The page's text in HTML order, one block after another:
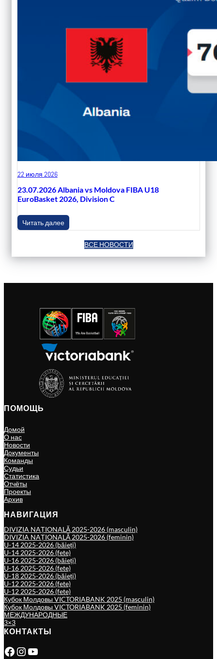
22 июля 2026
23.07.2026 Albania vs Moldova FIBA U18
EuroBasket 2026, Division C
Читать далее
ВСЕ НОВОСТИ
ПОМОЩЬ
Домой
О нас
Новости
Документы
Команды
Судьи
Статистика
Отчёты
Проекты
Архив
НАВИГАЦИЯ
DIVIZIA NAȚIONALĂ 2025-2026 (masculin)
DIVIZIA NAȚIONALĂ 2025-2026 (feminin)
U-14 2025-2026 (băieți)
U-14 2025-2026 (fete)
U-16 2025-2026 (băieți)
U-16 2025-2026 (fete)
U-18 2025-2026 (băieți)
U-12 2025-2026 (fete)
U-12 2025-2026 (fete)
Кубок Молдовы VICTORIABANK 2025 (masculin)
Кубок Молдовы VICTORIABANK 2025 (feminin)
МЕЖДУНАРОДНЫЕ
3×3
КОНТАКТЫ
Facebook Instagram YouTube